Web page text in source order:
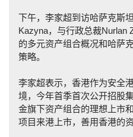
下午，李家超到访哈萨克斯
Kazyna，与行政总裁Nurlan
的多元资产组合概况和哈萨
策略。
李家超表示，香港作为安全
境，今年首季首次公开招股
金旗下资产组合的理想上市
项目来港上市，善用香港的